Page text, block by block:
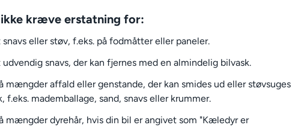
ikke kræve erstatning for:
snavs eller støv, f.eks. på fodmåtter eller paneler.
udvendig snavs, der kan fjernes med en almindelig bilvask.
mængder affald eller genstande, der kan smides ud eller støvsuges
f.eks. mademballage, sand, snavs eller krummer.
mængder dyrehår, hvis din bil er angivet som "Kæledyr er